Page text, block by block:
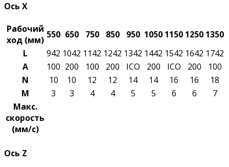
Ось X
Рабочий
ход (мм) 550 650 750 850 950 1050 1150 1250 1350
L
942 1042 1142 1242 1342 1442 1542 1642 1742
A
100 200 100 200 ICO 200 ICO 200 100
N
10 10 12 12 14 14 16 16
18
M
3 3 4 4 5 5 6 6
7
Макс.
скорость
(мм/с)
Ось Z